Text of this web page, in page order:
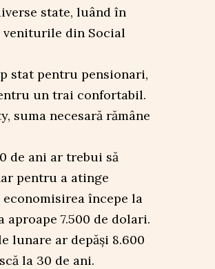
state, luând în
din Social
stat pentru pensionari,
un trai confortabil.
suma necesară rămâne
de ani ar trebui să
pentru a atinge
economisirea începe la
7.500 de dolari.
lunare ar depăși 8.600
la 30 de ani.